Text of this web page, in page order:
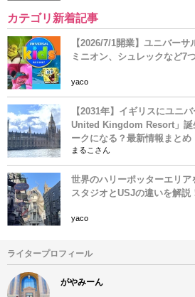
カテゴリ新着記事
【2026/7/1開業】ユニバー
ミニオン、シュレックなど7
yaco
【2031年】イギリスにユニ
United Kingdom Resort」誕
ークになる？最新情報まとめ
まるこさん
世界のハリーポッターエリ
スタジオとUSJの違いを解説
yaco
ライタープロフィール
がやみーん